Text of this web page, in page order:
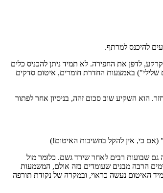
להיכנס למרתף.
לדפן את החפירה. לא תמיד ניתן להכניס כלים
שלילי") באמצעות החדרת חומרים, איטום סדקים
הוא השקיע שוב סכום זהה, בניסיון אחר לפתור
(אם כי, אין להקל בחשיבות האיטום!)
שבועות רבים לאחר שירד גשם. כלומר מול
הרבה מבנים שעומדים בזה אולם, המשמעות
האיטום נעשה כראוי, ובמקרה של נקודת תורפה